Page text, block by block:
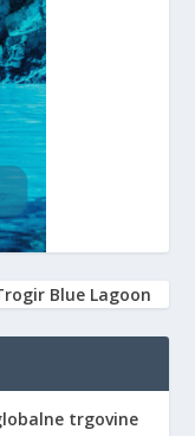
Blue Lagoon
trgovine